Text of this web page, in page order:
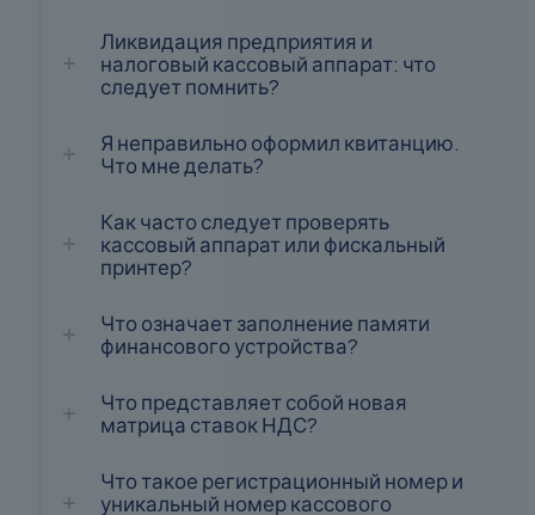
Ликвидация предприятия и
налоговый кассовый аппарат: что
следует помнить?
Я неправильно оформил квитанцию.
Что мне делать?
Как часто следует проверять
кассовый аппарат или фискальный
принтер?
Что означает заполнение памяти
финансового устройства?
Что представляет собой новая
матрица ставок НДС?
Что такое регистрационный номер и
уникальный номер кассового